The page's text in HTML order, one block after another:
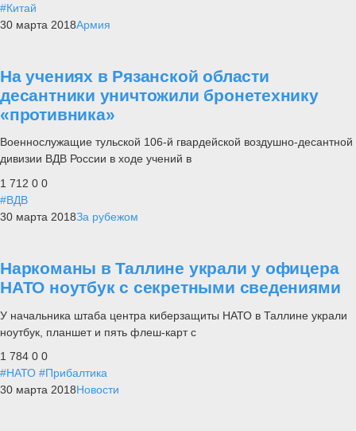
#Китай
30 марта 2018Армия
На учениях в Рязанской области
десантники уничтожили бронетехнику
«противника»
Военнослужащие тульской 106-й гвардейской воздушно-десантной
дивизии ВДВ России в ходе учений в
1 712 0 0
#ВДВ
30 марта 2018За рубежом
Наркоманы в Таллине украли у офицера
НАТО ноутбук с секретными сведениями
У начальника штаба центра киберзащиты НАТО в Таллине украли
ноутбук, планшет и пять флеш-карт с
1 784 0 0
#НАТО #Прибалтика
30 марта 2018Новости